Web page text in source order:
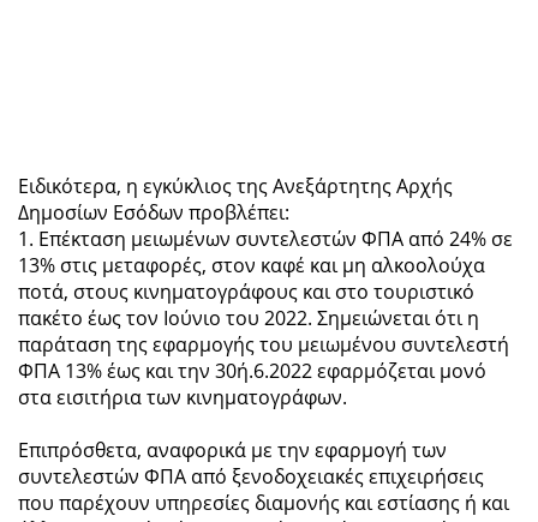
Ειδικότερα, η εγκύκλιος της Ανεξάρτητης Αρχής
Δημοσίων Εσόδων προβλέπει:
1. Επέκταση μειωμένων συντελεστών ΦΠΑ από 24% σε
13% στις μεταφορές, στον καφέ και μη αλκοολούχα
ποτά, στους κινηματογράφους και στο τουριστικό
πακέτο έως τον Ιούνιο του 2022. Σημειώνεται ότι η
παράταση της εφαρμογής του μειωμένου συντελεστή
ΦΠΑ 13% έως και την 30ή.6.2022 εφαρμόζεται μονό
στα εισιτήρια των κινηματογράφων.
Επιπρόσθετα, αναφορικά με την εφαρμογή των
συντελεστών ΦΠΑ από ξενοδοχειακές επιχειρήσεις
που παρέχουν υπηρεσίες διαμονής και εστίασης ή και